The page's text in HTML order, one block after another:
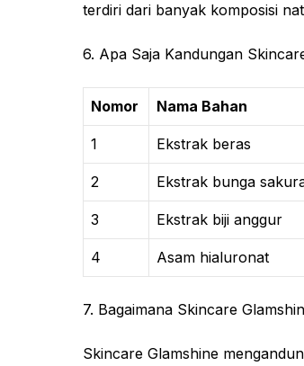
terdiri dari banyak komposisi
6. Apa Saja Kandungan
Nomor Nama Bahan
1 Ekstrak beras
2 Ekstrak bunga
3 Ekstrak biji anggur
4 Asam hialuronat
7. Bagaimana Skincare
Skincare Glamshine